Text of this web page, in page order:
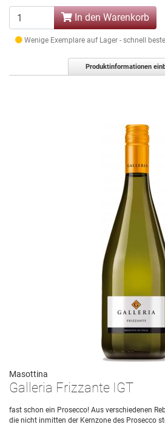
In den Warenkorb
Wenige Exemplare auf Lager - schnell
Produktinformationen
Masottina
Galleria Frizzante IGT
fast schon ein Prosecco! Aus verschiedenen
die nicht inmitten der Kernzone des Prosecco